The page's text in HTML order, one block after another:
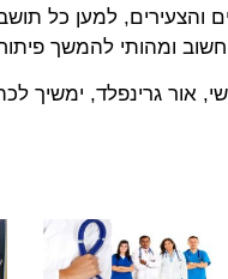
והצעירים, למען כל
חשוב ומהותי להמשך
אור גרינפלד, ימשיך